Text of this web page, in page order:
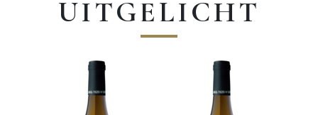
UITGELICHT